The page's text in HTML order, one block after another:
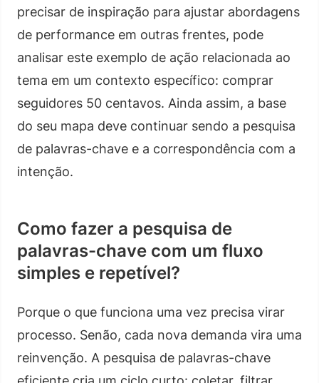
precisar de inspiração para ajustar abordagens
de performance em outras frentes, pode
analisar este exemplo de ação relacionada ao
tema em um contexto específico: comprar
seguidores 50 centavos. Ainda assim, a base
do seu mapa deve continuar sendo a pesquisa
de palavras-chave e a correspondência com a
intenção.
Como fazer a pesquisa de
palavras-chave com um fluxo
simples e repetível?
Porque o que funciona uma vez precisa virar
processo. Senão, cada nova demanda vira uma
reinvenção. A pesquisa de palavras-chave